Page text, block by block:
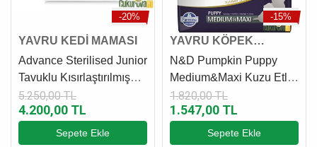
-20%
YAVRU KEDİ MAMASI
Advance Sterilised Junior
Tavuklu Kısırlaştırılmış
Yavru Kedi Maması 10
Kg
5.250,00 TL
4.200,00 TL
Sepete Ekle
-15%
YAVRU KÖPEK
MAMASI
N&D Pumpkin Puppy
Medium&Maxi Kuzu Etli
Yaban Mersinli Ve
Balkabaklı Yavru Köpek
Maması 2.5 Kg
1.820,00 TL
1.547,00 TL
Sepete Ekle